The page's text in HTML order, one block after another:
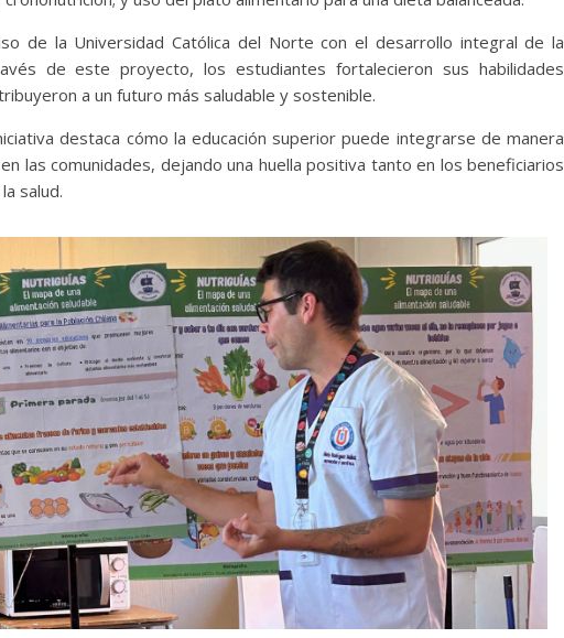
de la Universidad Católica del Norte con el desarrollo integral de la
de este proyecto, los estudiantes fortalecieron sus habilidades
a un futuro más saludable y sostenible.
destaca cómo la educación superior puede integrarse de manera
las comunidades, dejando una huella positiva tanto en los beneficiarios
salud.